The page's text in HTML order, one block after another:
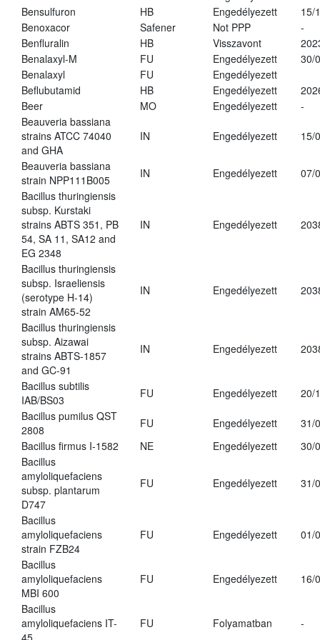
Bensulfuron
HB Engedélyezett
15/
Benoxacor
Safener Not PPP
-
Benfluralin
HB Visszavont
Benalaxyl-M
FU Engedélyezett
30/
Benalaxyl
FU
Engedélyezett
Beflubutamid
HB Engedélyezett
Beer
MO Engedélyezett
-
Beauveria bassiana
strains ATCC 74040
and GHA
IN Engedélyezett 15/
Beauveria bassiana
strain NPP111B005
IN Engedélyezett
07/
Bacillus thuringiensis
subsp. Kurstaki
strains ABTS 351, PB
54, SA 11, SA12 and
EG 2348
IN Engedélyezett
Bacillus thuringiensis
subsp. Israeliensis
(serotype H-14)
strain AM65-52
IN Engedélyezett
Bacillus thuringiensis
subsp. Aizawai
strains ABTS-1857
and GC-91
IN Engedélyezett
Bacillus subtilis
IAB/BS03
FU Engedélyezett
20/
Bacillus pumilus QST
2808
FU Engedélyezett
31/
Bacillus firmus I-1582
NE Engedélyezett
30/
Bacillus
amyloliquefaciens
subsp. plantarum
D747
FU Engedélyezett 31/
Bacillus
amyloliquefaciens
strain FZB24
FU Engedélyezett 01/
Bacillus
amyloliquefaciens
MBI 600
FU Engedélyezett 16/
Bacillus
amyloliquefaciens IT-
FU Folyamatban -